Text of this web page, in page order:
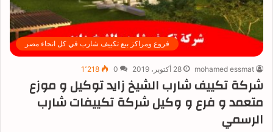
فروع ومراكز بيع تكييف شارب في كل انحاء مصر
mohamed essmat 28 أكتوبر، 2019 0 1٬218
شركة تكييف شارب الشيخ زايد توكيل و موزع
متعمد و فرع و وكيل شركة تكييفات شارب
الرسمي